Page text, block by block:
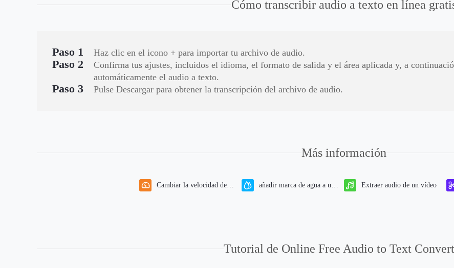
Cómo transcribir audio a texto en línea
Paso 1 Haz clic en el icono + para importar tu archivo de audio.
Paso 2
Confirma tus ajustes, incluidos el idioma, el formato de salida y el área aplicada y, a
automáticamente el audio a texto.
Paso 3 Pulse Descargar para obtener la transcripción del archivo de audio.
Más información
Cambiar la velocidad de
añadir marca de agua a un
Extraer audio de un vídeo
Tutorial de Online Free Audio to Text